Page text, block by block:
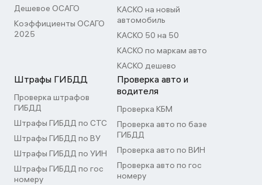
Дешевое ОСАГО
Коэффициенты ОСАГО
2025
КАСКО на новый
автомобиль
КАСКО 50 на 50
КАСКО по маркам авто
КАСКО дешево
Штрафы ГИБДД
Проверка штрафов
ГИБДД
Штрафы ГИБДД по СТС
Штрафы ГИБДД по ВУ
Штрафы ГИБДД по УИН
Штрафы ГИБДД по гос
номеру
Проверка авто и
водителя
Проверка КБМ
Проверка авто по базе
ГИБДД
Проверка авто по ВИН
Проверка авто по гос
номеру